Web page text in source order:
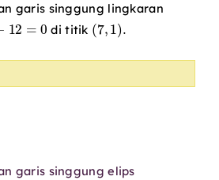
garis singgung lingkaran
=0
di titik
(7, 1).
garis singgung elips